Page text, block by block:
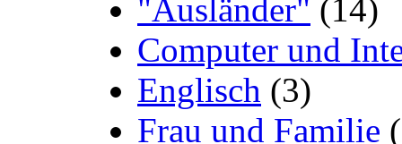
"Ausländer" (14)
Computer und
Englisch (3)
Frau und Familie